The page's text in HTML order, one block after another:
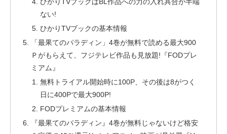
ひかりTVブックはBL作品への力の入れ具合が半端
ない!
ひかりTVブックの基本情報
「最果てのパラディン」4巻が無料で読める最大900
Ｐがもらえて、フジテレビ作品も見放題!『FODプレ
ミアム』
無料トライアル開始時に100P、その後は8がつく
日に400Pで最大900P!
FODプレミアムの基本情報
『最果てのパラディン』4巻が無料じゃないけど格安